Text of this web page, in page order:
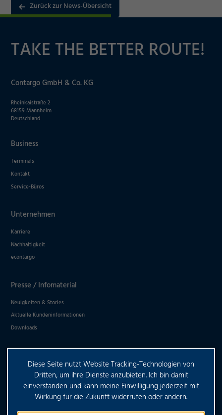
Zurück zur News-Übersicht
TAKE THE BETTER ROUTE!
Contargo GmbH & Co. KG
Rheinkaistraße 2
68159 Mannheim
Deutschland
Business
Terminals
Kontakt
Service-Büros
Unternehmen
Karriere
Nachhaltigkeit
econtargo
Presse / Infomaterial
Neuigkeiten & Stories
Aktuelle Kundeninformationen
Downloads
HABEN SIE WEITERE FRAGEN?
KONTAKTIEREN SIE UNS
Diese Seite nutzt Website Tracking-Technologien von
Dritten, um ihre Dienste anzubieten. Ich bin damit
einverstanden und kann meine Einwilligung jederzeit mit
Wirkung für die Zukunft widerrufen oder ändern.
Notwendig
Cookie Informationen anzeigen